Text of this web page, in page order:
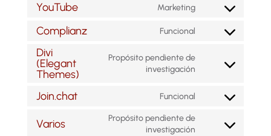
service
YouTube Marketing
Consent
service
Complianz Funcional
Consent
complianz
Divi
(Elegant
Themes)
Propósito pendiente de
investigación
Consent
themes)
Join.chat Funcional
Consent
service
Varios
Propósito pendiente de
investigación
Consent